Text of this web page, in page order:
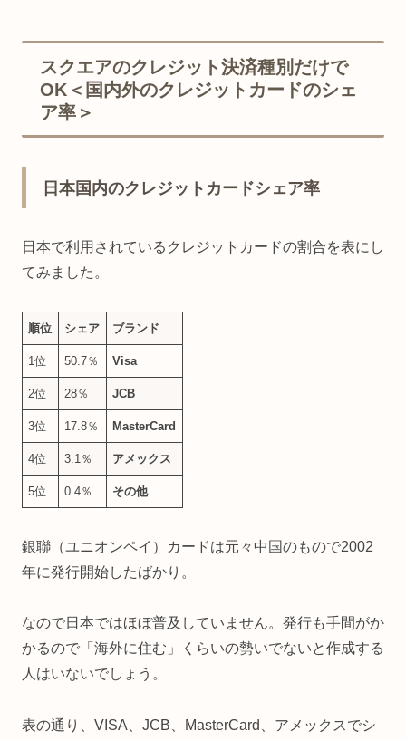
スクエアのクレジット決済種別だけで
OK＜国内外のクレジットカードのシェ
ア率＞
日本国内のクレジットカードシェア率
日本で利用されているクレジットカードの割合を表にし
てみました。
順位 シェア ブランド
1位 50.7％ Visa
2位 28％ JCB
3位 17.8％ MasterCard
4位 3.1％ アメックス
5位 0.4％ その他
銀聯（ユニオンペイ）カードは元々中国のもので2002
年に発行開始したばかり。
なので日本ではほぼ普及していません。発行も手間がか
かるので「海外に住む」くらいの勢いでないと作成する
人はいないでしょう。
表の通り、VISA、JCB、MasterCard、アメックスでシ